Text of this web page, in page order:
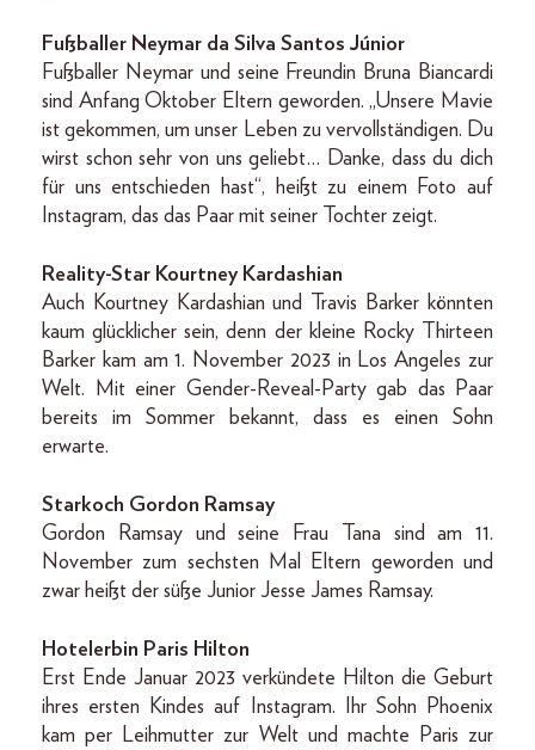
Fußballer Neymar da Silva Santos Júnior
Fußballer Neymar und seine Freundin Bruna Biancardi
sind Anfang Oktober Eltern geworden. „Unsere Mavie
ist gekommen, um unser Leben zu vervollständigen. Du
wirst schon sehr von uns geliebt… Danke, dass du dich
für uns entschieden hast“, heißt zu einem Foto auf
Instagram, das das Paar mit seiner Tochter zeigt.
Reality-Star Kourtney Kardashian
Auch Kourtney Kardashian und Travis Barker könnten
kaum glücklicher sein, denn der kleine Rocky Thirteen
Barker kam am 1. November 2023 in Los Angeles zur
Welt. Mit einer Gender-Reveal-Party gab das Paar
bereits im Sommer bekannt, dass es einen Sohn
erwarte.
Starkoch Gordon Ramsay
Gordon Ramsay und seine Frau Tana sind am 11.
November zum sechsten Mal Eltern geworden und
zwar heißt der süße Junior Jesse James Ramsay.
Hotelerbin Paris Hilton
Erst Ende Januar 2023 verkündete Hilton die Geburt
ihres ersten Kindes auf Instagram. Ihr Sohn Phoenix
kam per Leihmutter zur Welt und machte Paris zur